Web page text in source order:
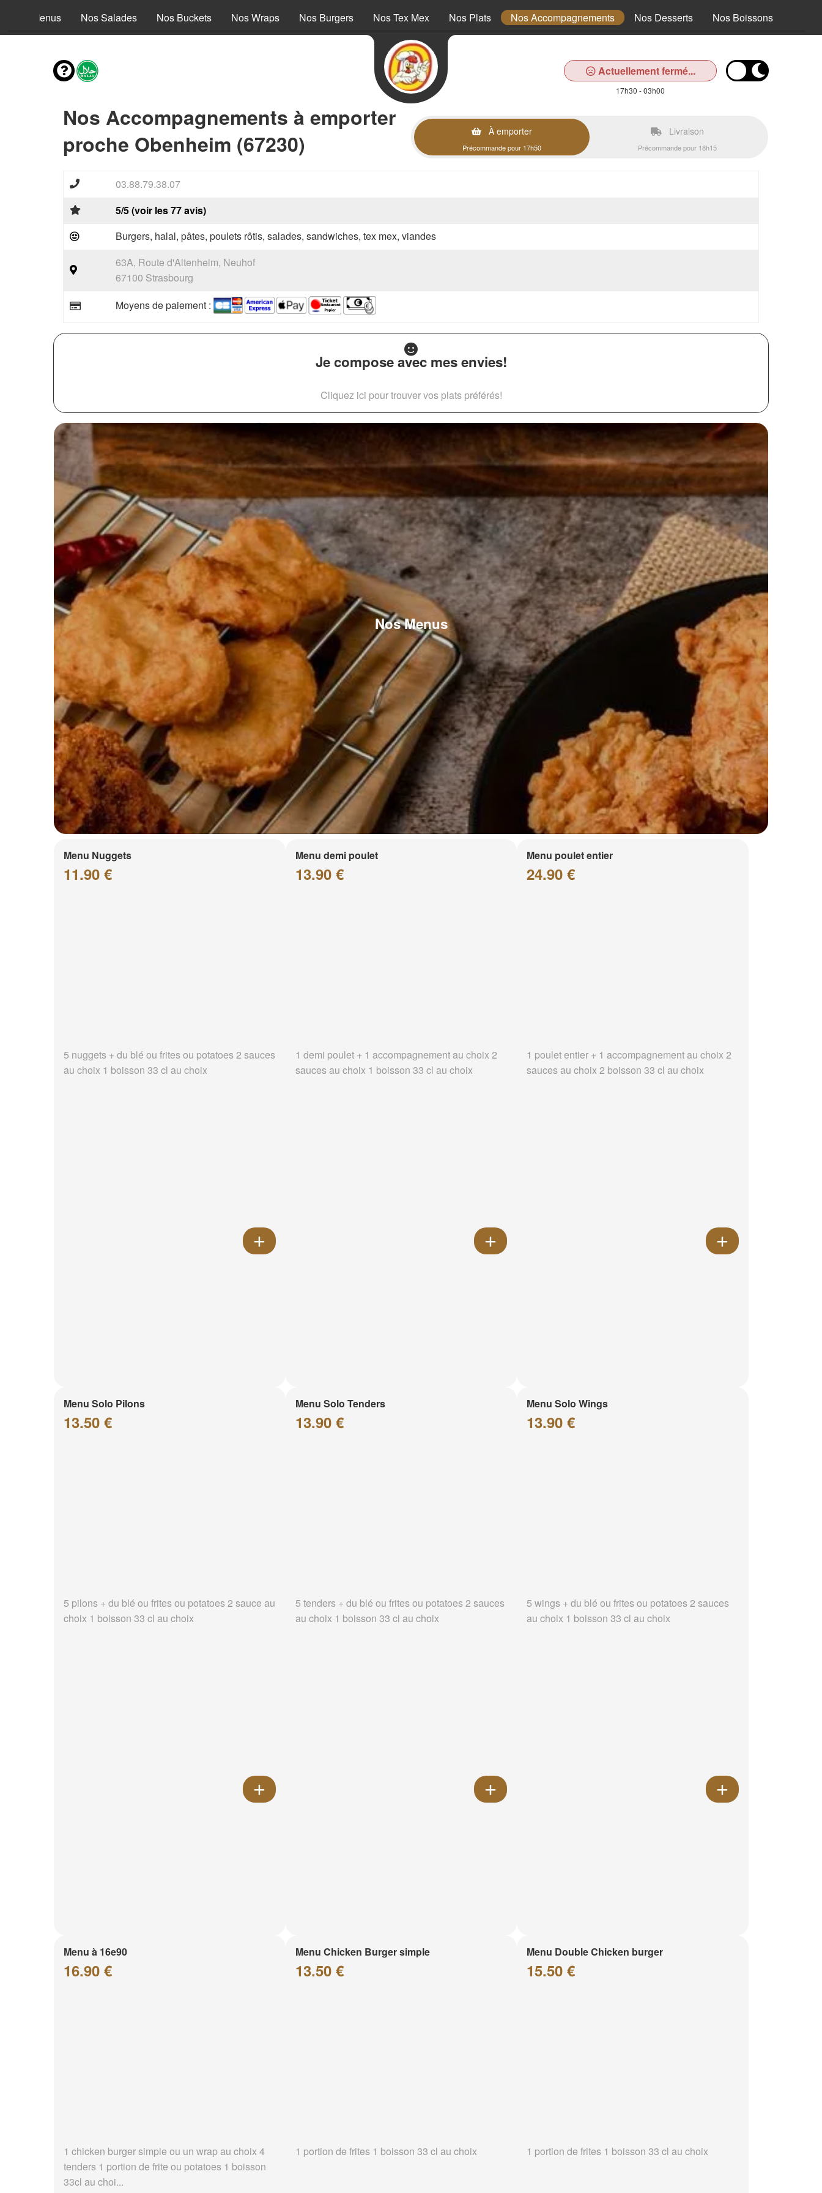
Nos Menus Nos Salades Nos Buckets Nos Wraps Nos Burgers Nos Tex Mex Nos Plats Nos Accompagnements Nos Desserts Nos Boissons
Actuellement fermé...
17h30 - 03h00
Nos Accompagnements à emporter
proche Obenheim (67230)
À emporter
Précommande pour 17h50
Livraison
Précommande pour 18h15
03.88.79.38.07
5/5 (voir les 77 avis)
Burgers, halal, pâtes, poulets rôtis, salades, sandwiches, tex mex, viandes
63A, Route d'Altenheim, Neuhof
67100 Strasbourg
Moyens de paiement :
Je compose avec mes envies!
Cliquez ici pour trouver vos plats préférés!
Nos Menus
Menu Nuggets
11.90 €
5 nuggets + du blé ou frites ou potatoes 2 sauces
au choix 1 boisson 33 cl au choix
Menu demi poulet
13.90 €
1 demi poulet + 1 accompagnement au choix 2
sauces au choix 1 boisson 33 cl au choix
Menu poulet entier
24.90 €
1 poulet entier + 1 accompagnement au choix 2
sauces au choix 2 boisson 33 cl au choix
Menu Solo Pilons
13.50 €
5 pilons + du blé ou frites ou potatoes 2 sauce au
choix 1 boisson 33 cl au choix
Menu Solo Tenders
13.90 €
5 tenders + du blé ou frites ou potatoes 2 sauces
au choix 1 boisson 33 cl au choix
Menu Solo Wings
13.90 €
5 wings + du blé ou frites ou potatoes 2 sauces
au choix 1 boisson 33 cl au choix
Menu à 16e90
16.90 €
1 chicken burger simple ou un wrap au choix 4
tenders 1 portion de frite ou potatoes 1 boisson
33cl au choi...
Menu Chicken Burger simple
13.50 €
1 portion de frites 1 boisson 33 cl au choix
Menu Double Chicken burger
15.50 €
1 portion de frites 1 boisson 33 cl au choix